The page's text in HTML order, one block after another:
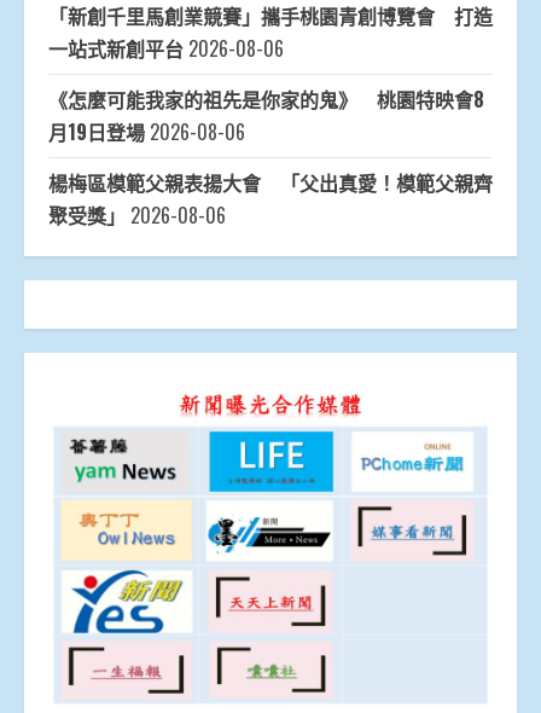
「新創千里馬創業競賽」攜手桃園青創博覽會 打造
一站式新創平台 2026-08-06
《怎麼可能我家的祖先是你家的鬼》 桃園特映會8
月19日登場 2026-08-06
楊梅區模範父親表揚大會 「父出真愛！模範父親齊
聚受獎」 2026-08-06